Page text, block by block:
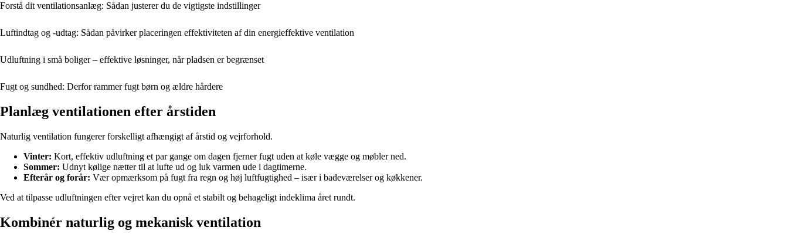
Forstå dit ventilationsanlæg: Sådan justerer du de vigtigste indstillinger
Luftindtag og -udtag: Sådan påvirker placeringen effektiviteten af din energieffektive ventilation
Udluftning i små boliger – effektive løsninger, når pladsen er begrænset
Fugt og sundhed: Derfor rammer fugt børn og ældre hårdere
Planlæg ventilationen efter årstiden
Naturlig ventilation fungerer forskelligt afhængigt af årstid og vejrforhold.
Vinter: Kort, effektiv udluftning et par gange om dagen fjerner fugt uden at køle vægge og møbler ned.
Sommer: Udnyt kølige nætter til at lufte ud og luk varmen ude i dagtimerne.
Efterår og forår: Vær opmærksom på fugt fra regn og høj luftfugtighed – især i badeværelser og køkkener.
Ved at tilpasse udluftningen efter vejret kan du opnå et stabilt og behageligt indeklima året rundt.
Kombinér naturlig og mekanisk ventilation